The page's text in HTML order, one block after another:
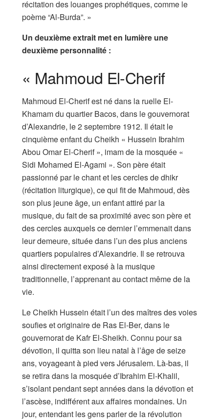
récitation des louanges prophétiques, comme le
poème “Al-Burda”. »
Un deuxième extrait met en lumière une
deuxième personnalité :
« Mahmoud El-Cherif
Mahmoud El-Cherif est né dans la ruelle El-
Khamam du quartier Bacos, dans le gouvernorat
d’Alexandrie, le 2 septembre 1912. Il était le
cinquième enfant du Cheikh « Hussein Ibrahim
Abou Omar El-Cherif », imam de la mosquée «
Sidi Mohamed El-Agami ». Son père était
passionné par le chant et les cercles de dhikr
(récitation liturgique), ce qui fit de Mahmoud, dès
son plus jeune âge, un enfant attiré par la
musique, du fait de sa proximité avec son père et
des cercles auxquels ce dernier l’emmenait dans
leur demeure, située dans l’un des plus anciens
quartiers populaires d’Alexandrie. Il se retrouva
ainsi directement exposé à la musique
traditionnelle, l’apprenant au contact même de la
vie.
Le Cheikh Hussein était l’un des maîtres des voies
soufies et originaire de Ras El-Ber, dans le
gouvernorat de Kafr El-Sheikh. Connu pour sa
dévotion, il quitta son lieu natal à l’âge de seize
ans, voyageant à pied vers Jérusalem. Là-bas, il
se retira dans la mosquée d’Ibrahim El-Khalil,
s’isolant pendant sept années dans la dévotion et
l’ascèse, indifférent aux affaires mondaines. Un
jour, entendant les gens parler de la révolution